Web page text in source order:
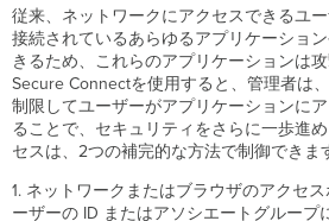
ク
ラ
ウ
ド
ア
ク
セ
セ
従来、ネットワークにアクセスできるユ
接続されているあらゆるアプリケーショ
きるため、これらのアプリケーションは
Secure Connectを使用すると、管理者は
制限してユーザーがアプリケーションに
ることで、セキュリティをさらに一歩進
セスは、2つの補完的な方法で制御できま
1. ネットワークまたはブラウザのアクセ
ーザーの ID またはアソシエートグループ